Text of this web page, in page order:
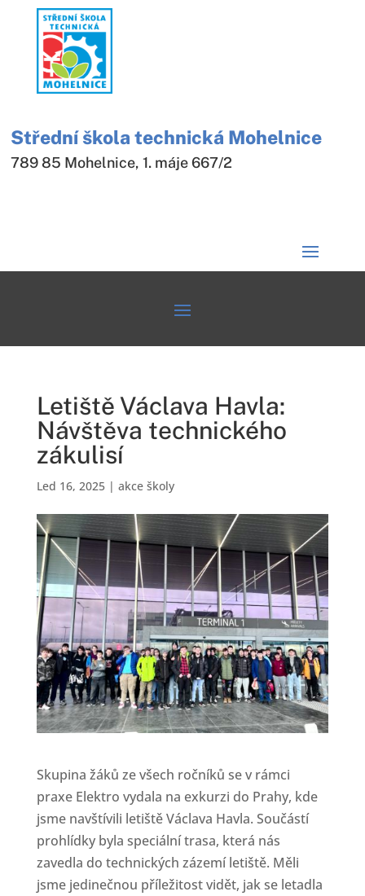
Střední škola technická Mohelnice
789 85 Mohelnice, 1. máje 667/2
Letiště Václava Havla:
Návštěva technického
zákulisí
Led 16, 2025| akce školy
Skupina žáků ze všech ročníků se v rámci
praxe Elektro vydala na exkurzi do Prahy, kde
jsme navštívili letiště Václava Havla. Součástí
prohlídky byla speciální trasa, která nás
zavedla do technických zázemí letiště. Měli
jsme jedinečnou příležitost vidět, jak se letadla